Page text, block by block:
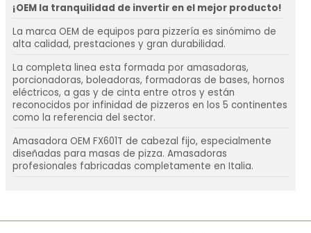
¡OEM la tranquilidad de invertir en el mejor producto!
La marca OEM de equipos para pizzería es sinómimo de
alta calidad, prestaciones y gran durabilidad.
La completa linea esta formada por amasadoras,
porcionadoras, boleadoras, formadoras de bases, hornos
eléctricos, a gas y de cinta entre otros y están
reconocidos por infinidad de pizzeros en los 5 continentes
como la referencia del sector.
Amasadora OEM FX601T de cabezal fijo, especialmente
diseñadas para masas de pizza. Amasadoras
profesionales fabricadas completamente en Italia.